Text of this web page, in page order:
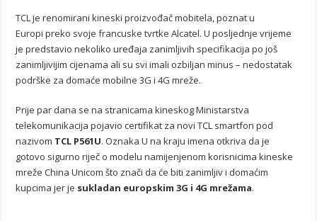
TCL je renomirani kineski proizvođač mobitela, poznat u
Europi preko svoje francuske tvrtke Alcatel. U posljednje vrijeme
je predstavio nekoliko uređaja zanimljivih specifikacija po još
zanimljivijim cijenama ali su svi imali ozbiljan minus – nedostatak
podrške za domaće mobilne 3G i 4G mreže.
Prije par dana se na stranicama kineskog Ministarstva
telekomunikacija pojavio certifikat za novi TCL smartfon pod
nazivom TCL P561U. Oznaka U na kraju imena otkriva da je
gotovo sigurno riječ o modelu namijenjenom korisnicima kineske
mreže China Unicom što znači da će biti zanimljiv i domaćim
kupcima jer je sukladan europskim 3G i 4G mrežama.